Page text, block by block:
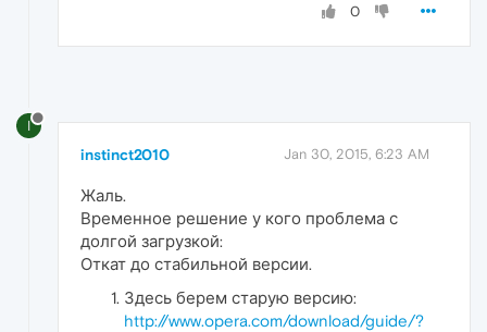
0
I
instinct2010 Jan 30, 2015, 6:23 AM
Жаль.
Временное решение у кого проблема с
долгой загрузкой:
Откат до стабильной версии.
Здесь берем старую версию:
http://www.opera.com/download/guide/?